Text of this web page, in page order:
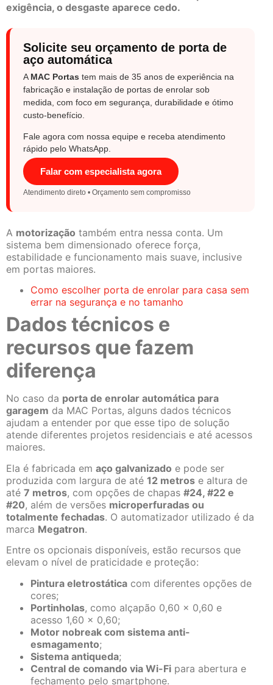
exigência, o desgaste aparece cedo.
Solicite seu orçamento de porta de
aço automática
A MAC Portas tem mais de 35 anos de experiência na
fabricação e instalação de portas de enrolar sob
medida, com foco em segurança, durabilidade e ótimo
custo-benefício.
Fale agora com nossa equipe e receba atendimento
rápido pelo WhatsApp.
Falar com especialista agora
Atendimento direto • Orçamento sem compromisso
A motorização também entra nessa conta. Um
sistema bem dimensionado oferece força,
estabilidade e funcionamento mais suave, inclusive
em portas maiores.
Como escolher porta de enrolar para casa sem
errar na segurança e no tamanho
Dados técnicos e
recursos que fazem
diferença
No caso da porta de enrolar automática para
garagem da MAC Portas, alguns dados técnicos
ajudam a entender por que esse tipo de solução
atende diferentes projetos residenciais e até acessos
maiores.
Ela é fabricada em aço galvanizado e pode ser
produzida com largura de até 12 metros e altura de
até 7 metros, com opções de chapas #24, #22 e
#20, além de versões microperfuradas ou
totalmente fechadas. O automatizador utilizado é da
marca Megatron.
Entre os opcionais disponíveis, estão recursos que
elevam o nível de praticidade e proteção:
Pintura eletrostática com diferentes opções de
cores;
Portinholas, como alçapão 0,60 x 0,60 e
acesso 1,60 x 0,60;
Motor nobreak com sistema anti-
esmagamento;
Sistema antiqueda;
Central de comando via Wi-Fi para abertura e
fechamento pelo smartphone.